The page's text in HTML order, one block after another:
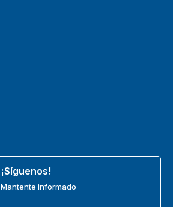
¡Síguenos!
Mantente informado